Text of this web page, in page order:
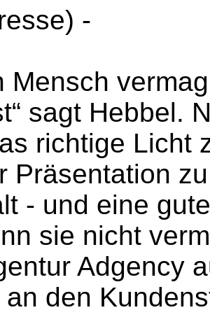
-
Mensch
sagt Hebbel.
richtige Licht
Präsentation
- und eine
sie nicht
Adgency
den